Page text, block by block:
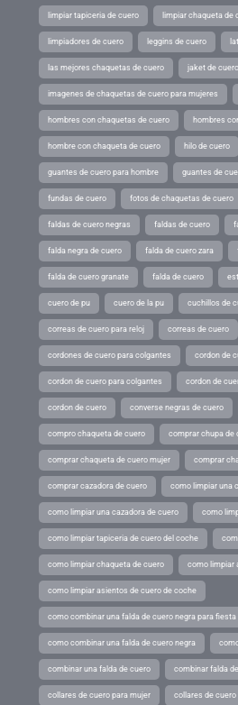
limpiar tapiceria de cuero limpiar chaqueta de
limpiadores de cuero leggins de cuero
las mejores chaquetas de cuero jaket de cuero
imagenes de chaquetas de cuero para mujeres
hombres con chaquetas de cuero hombres
hombre con chaqueta de cuero hilo de cuero
guantes de cuero para hombre guantes de
fundas de cuero fotos de chaquetas de cuero
faldas de cuero negras faldas de cuero
falda negra de cuero falda de cuero zara
falda de cuero granate falda de cuero
cuero de pu cuero de la pu cuchillos de
correas de cuero para reloj correas de cuero
cordones de cuero para colgantes cordon de
cordon de cuero para colgantes cordon de
cordon de cuero converse negras de cuero
compro chaqueta de cuero comprar chupa de
comprar chaqueta de cuero mujer comprar
comprar cazadora de cuero como limpiar una
como limpiar una cazadora de cuero como
como limpiar tapiceria de cuero del coche
como limpiar chaqueta de cuero como limpiar
como limpiar asientos de cuero de coche
como combinar una falda de cuero negra para fiesta
como combinar una falda de cuero negra
combinar una falda de cuero combinar falda
collares de cuero para mujer collares de cuero